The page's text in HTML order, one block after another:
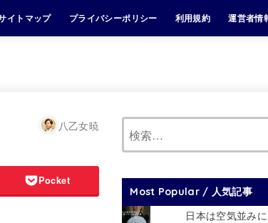
イトマップ プライバシーポリシー 利用規約 運営者情
八乙女暁
Pocket
Most Popular / 人気記事
日本は空気並み